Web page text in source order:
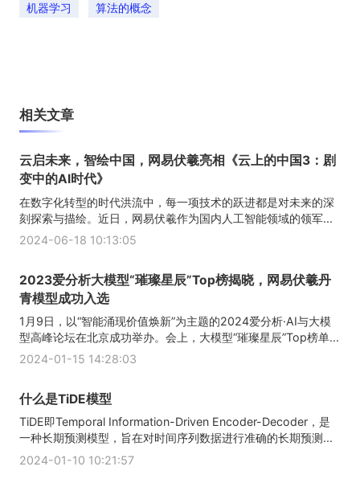
机器学习 算法的概念
相关文章
云启未来，智绘中国，网易伏羲亮相《云上的中国3：剧
变中的AI时代》
在数字化转型的时代洪流中，每一项技术的跃进都是对未来的深
刻探索与描绘。近日，网易伏羲作为国内人工智能领域的领军...
2024-06-18 10:13:05
2023爱分析大模型“璀璨星辰”Top榜揭晓，网易伏羲丹
青模型成功入选
1月9日，以“智能涌现价值焕新”为主题的2024爱分析·AI与大模
型高峰论坛在北京成功举办。会上，大模型“璀璨星辰”Top榜单...
2024-01-15 14:28:03
什么是TiDE模型
TiDE即Temporal Information-Driven Encoder-Decoder，是
一种长期预测模型，旨在对时间序列数据进行准确的长期预测...
2024-01-10 10:21:57